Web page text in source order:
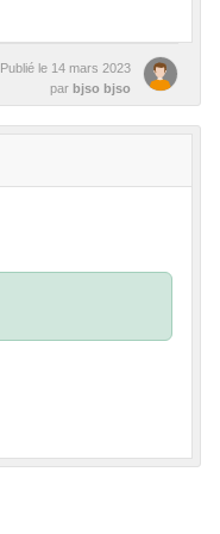
Publié le 14 mars 2023
par bjso bjso